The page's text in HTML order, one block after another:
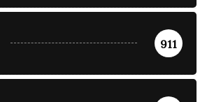
911